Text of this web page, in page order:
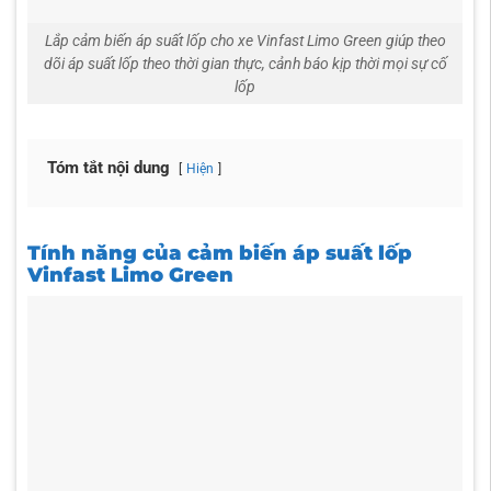
Lắp cảm biến áp suất lốp cho xe Vinfast Limo Green giúp theo
dõi áp suất lốp theo thời gian thực, cảnh báo kịp thời mọi sự cố
lốp
Tóm tắt nội dung Hiện
Tính năng của cảm biến áp suất lốp
Vinfast Limo Green